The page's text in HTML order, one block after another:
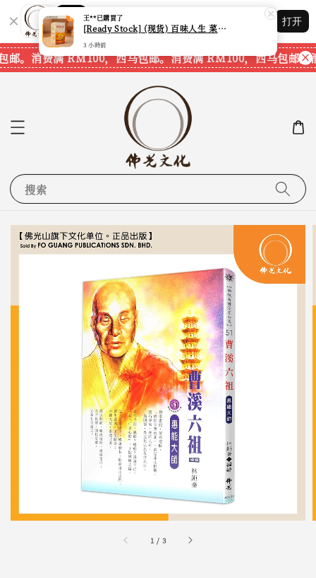
Shopping: 追踪您的订单
您信赖的商店
打开
。消费满 RM100，西马包邮。消费满 RM100，西马包邮。
搜索
1 / 3